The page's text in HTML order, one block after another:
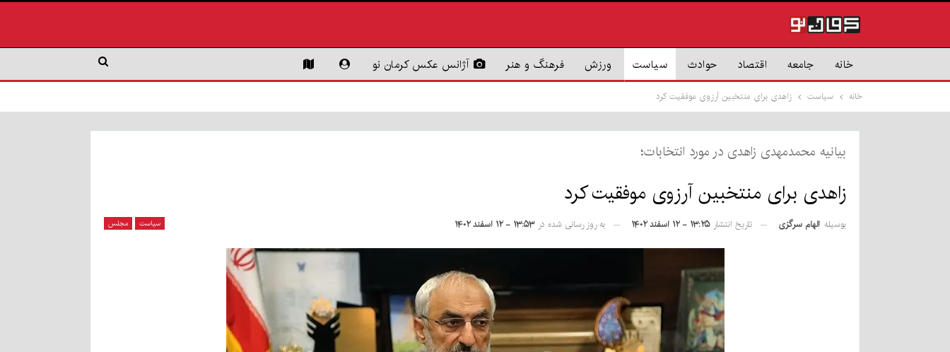
خانه جامعه اقتصاد حوادث سیاست ورزش فرهنگ و هنر آژانس عکس کرمان نو
خانه سیاست زاهدی برای منتخبین آرزوی موفقیت کرد
بیانیه محمدمهدی زاهدی در مورد انتخابات؛
زاهدی برای منتخبین آرزوی موفقیت کرد
سیاست مجلس بوسیله الهام سرگزی تاریخ انتشار ۱۳:۲۵ - ۱۲ اسفند ۱۴۰۲ به روز رسانی شده در ۱۳:۵۳ - ۱۲ اسفند ۱۴۰۲